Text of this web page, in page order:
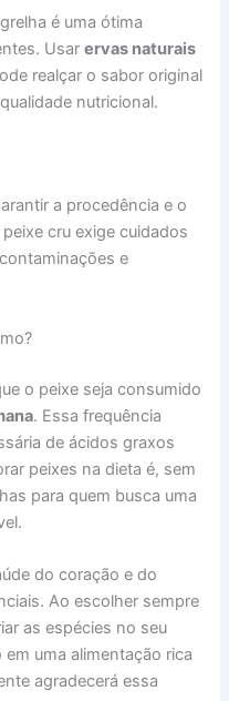
é uma ótima
Usarervas naturais
realçar o sabor original
nutricional.
a procedência e o
cru exige cuidados
e
o peixe seja consumido
. Essa frequência
de ácidos graxos
peixes na dieta é, sem
para quem busca uma
do coração e do
Ao escolher sempre
as espécies no seu
uma alimentação rica
agradecerá essa